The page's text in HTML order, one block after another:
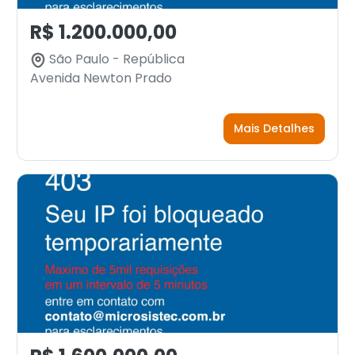
R$ 1.200.000,00
São Paulo - República
Avenida Newton Prado
Mais Detalhes